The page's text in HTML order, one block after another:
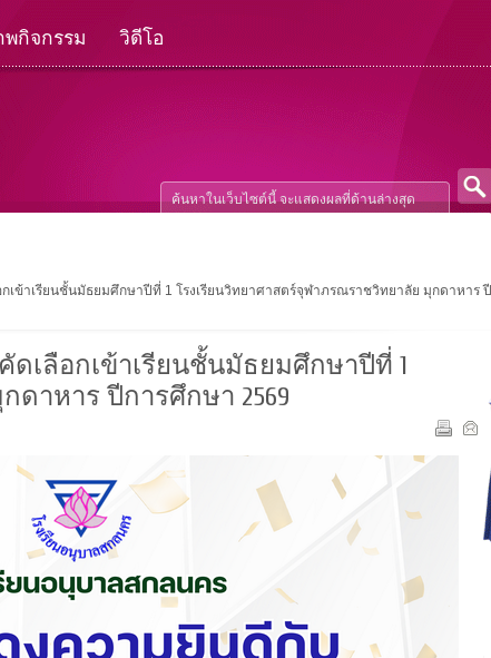
พกิจกรรม วิดีโอ
ข้าเรียนชั้นมัธยมศึกษาปีที่ 1 โรงเรียนวิทยาศาสตร์จุฬาภรณราชวิทยาลัย มุกดาหาร ปี
เลือกเข้าเรียนชั้นมัธยมศึกษาปีที่ 1
าหาร ปีการศึกษา 2569